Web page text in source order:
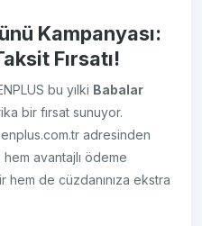
Kampanyası:
Fırsatı!
bu yılki Babalar
bir fırsat sunuyor.
adresinden
hem avantajlı ödeme
de cüzdanınıza ekstra